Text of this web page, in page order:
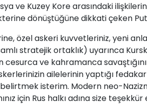
ve Kuzey Kore arasındaki
dönüştüğüne dikkati çeken
özel askeri kuvvetleriniz, yeni
stratejik ortaklık) uyarınca
cesurca ve kahramanca
ailelerinin yaptığı
belirtmek isterim. Modern neo-
için Rus halkı adına size